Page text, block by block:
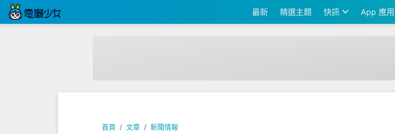
最新 精選主題 快訊 App 應用
首頁 文章 新聞情報
[快訊]『iOS 11.1』可以下載啦!!3D Touch多工處理終於回來了，還加入好多新的表情符號